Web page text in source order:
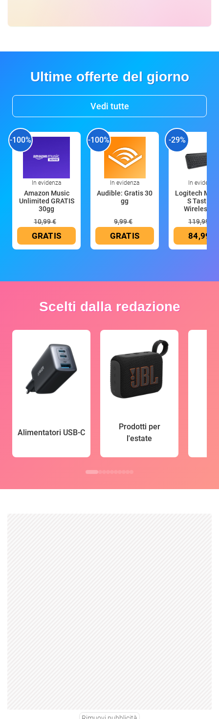
Ultime offerte del giorno
Vedi tutte
-100%
In evidenza
Amazon Music
Unlimited GRATIS
30gg
10,99 €
GRATIS
-100%
In evidenza
Audible: Gratis 30
gg
9,99 €
GRATIS
-29%
In evidenza
Logitech MX
S Tastiera
Wireless
119,99 €
84,99 €
Scelti dalla redazione
Alimentatori USB-C
Prodotti per
l'estate